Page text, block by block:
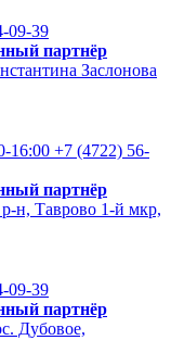
09-39
партнёр
Заслонова
16:00 +7 (4722) 56-
партнёр
р-н, Таврово 1-й мкр,
09-39
партнёр
Дубовое,